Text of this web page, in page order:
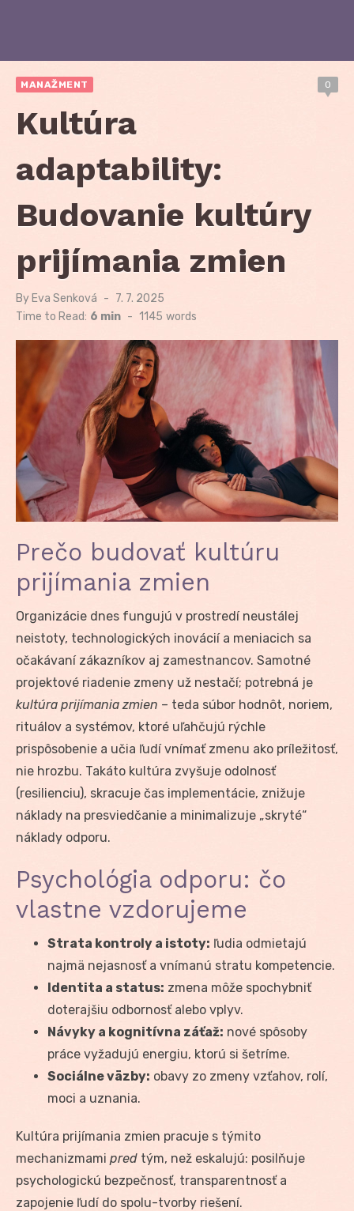
MANAŽMENT 0
Kultúra
adaptability:
Budovanie kultúry
prijímania zmien
By Eva Senková
Posted
on
7. 7. 2025
Time to Read: 6 min - 1145 words
Prečo budovať kultúru
prijímania zmien
Organizácie dnes fungujú v prostredí neustálej
neistoty, technologických inovácií a meniacich sa
očakávaní zákazníkov aj zamestnancov. Samotné
projektové riadenie zmeny už nestačí; potrebná je
kultúra prijímania zmien – teda súbor hodnôt, noriem,
rituálov a systémov, ktoré uľahčujú rýchle
prispôsobenie a učia ľudí vnímať zmenu ako príležitosť,
nie hrozbu. Takáto kultúra zvyšuje odolnosť
(resilienciu), skracuje čas implementácie, znižuje
náklady na presviedčanie a minimalizuje „skryté“
náklady odporu.
Psychológia odporu: čo
vlastne vzdorujeme
Strata kontroly a istoty: ľudia odmietajú
najmä nejasnosť a vnímanú stratu kompetencie.
Identita a status: zmena môže spochybniť
doterajšiu odbornosť alebo vplyv.
Návyky a kognitívna záťaž: nové spôsoby
práce vyžadujú energiu, ktorú si šetríme.
Sociálne väzby: obavy zo zmeny vzťahov, rolí,
moci a uznania.
Kultúra prijímania zmien pracuje s týmito
mechanizmami pred tým, než eskalujú: posilňuje
psychologickú bezpečnosť, transparentnosť a
zapojenie ľudí do spolu-tvorby riešení.